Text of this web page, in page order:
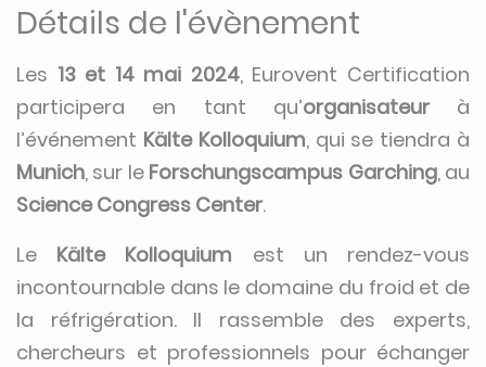
Détails de l'évènement
Les 13 et 14 mai 2024, Eurovent Certification
participera en tant qu’organisateurà
l’événement Kälte Kolloquium, qui se tiendra à
Munich, sur le Forschungscampus Garching, au
Science Congress Center.
Le Kälte Kolloquium est un rendez-vous
incontournable dans le domaine du froid et de
la réfrigération. Il rassemble des experts,
chercheurs et professionnels pour échanger